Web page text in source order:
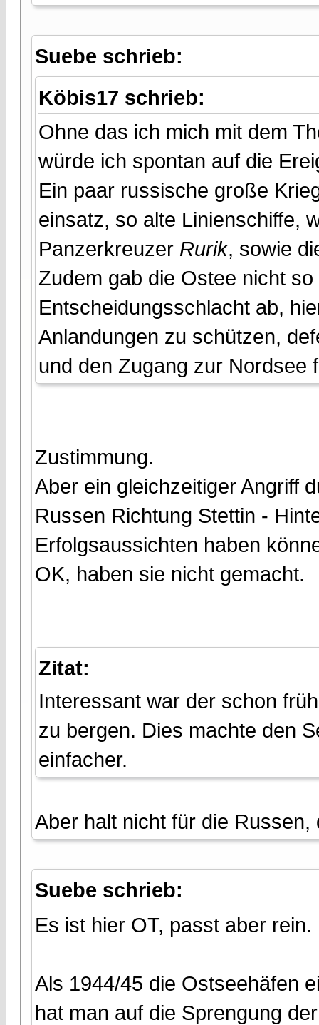
Suebe schrieb:
Köbis17 schrieb:
Ohne das ich mich mit dem
würde ich spontan auf die
Ein paar russische große
einsatz, so alte Linienschiffe,
Panzerkreuzer Rurik, sowie
Zudem gab die Ostee nicht
Entscheidungsschlacht ab,
Anlandungen zu schützen,
und den Zugang zur Nordsee
Zustimmung.
Aber ein gleichzeitiger Angriff
Russen Richtung Stettin -
Erfolgsaussichten haben
OK, haben sie nicht gemacht.
Zitat:
Interessant war der schon
zu bergen. Dies machte den
einfacher.
Aber halt nicht für die
Suebe schrieb:
Es ist hier OT, passt aber rein.
Als 1944/45 die Ostseehäfen
hat man auf die Sprengung